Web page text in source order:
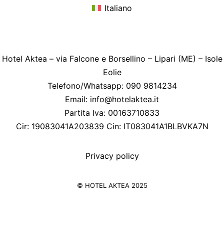
Italiano
Hotel Aktea – via Falcone e Borsellino – Lipari (ME) – Isole
Eolie
Telefono/Whatsapp: 090 9814234
Email: info@hotelaktea.it
Partita Iva: 00163710833
Cir: 19083041A203839 Cin: IT083041A1BLBVKA7N
Privacy policy
© HOTEL AKTEA 2025